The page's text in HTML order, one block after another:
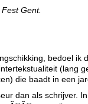
Gent.
bedoel ik
(lang
die baadt in een
dan als schrijver.